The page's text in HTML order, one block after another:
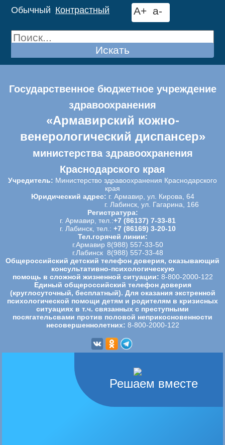
Обычный Контрастный A+ a-
Искать
Государственное бюджетное учреждение
здравоохранения
«Армавирский кожно-
венерологический диспансер»
министерства здравоохранения
Краснодарского края
Учредитель: Министерство здравоохранения Краснодарского
края
Юридический адрес: г. Армавир, ул. Кирова, 64
г. Лабинск, ул. Гагарина, 166
Регистратура:
г. Армавир, тел.:+7 (86137) 7-33-81
г. Лабинск, тел.: +7 (86169) 3-20-10
Тел.горячей линии:
г.Армавир 8(988) 557-33-50
г.Лабинск 8(988) 557-33-48
Общероссийский детский телефон доверия, оказывающий
консультативно-психологическую
помощь в сложной жизненной ситуации: 8-800-2000-122
Единый общероссийский телефон доверия
(круглосуточный, бесплатный). Для оказания экстренной
психологической помощи детям и родителям в кризисных
ситуациях в т.ч. связанных с преступными
посягательсвами против половой неприкосновенности
несовершеннолетних: 8-800-2000-122
Решаем вместе